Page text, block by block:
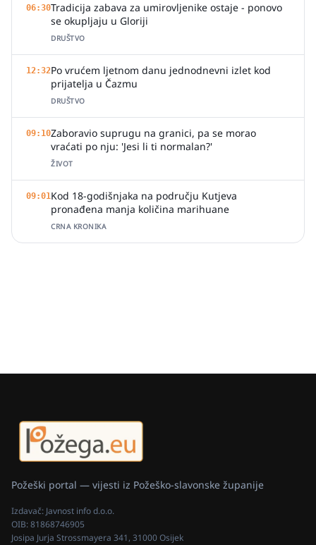
06:30Tradicija zabava za umirovljenike ostaje - ponovo
se okupljaju u Gloriji
DRUŠTVO
12:32Po vrućem ljetnom danu jednodnevni izlet kod
prijatelja u Čazmu
DRUŠTVO
09:10Zaboravio suprugu na granici, pa se morao
vraćati po nju: 'Jesi li ti normalan?'
ŽIVOT
09:01Kod 18-godišnjaka na području Kutjeva
pronađena manja količina marihuane
CRNA KRONIKA
Požeški portal — vijesti iz Požeško-slavonske županije
Izdavač: Javnost info d.o.o.
OIB:81868746905
Josipa Jurja Strossmayera 341, 31000 Osijek